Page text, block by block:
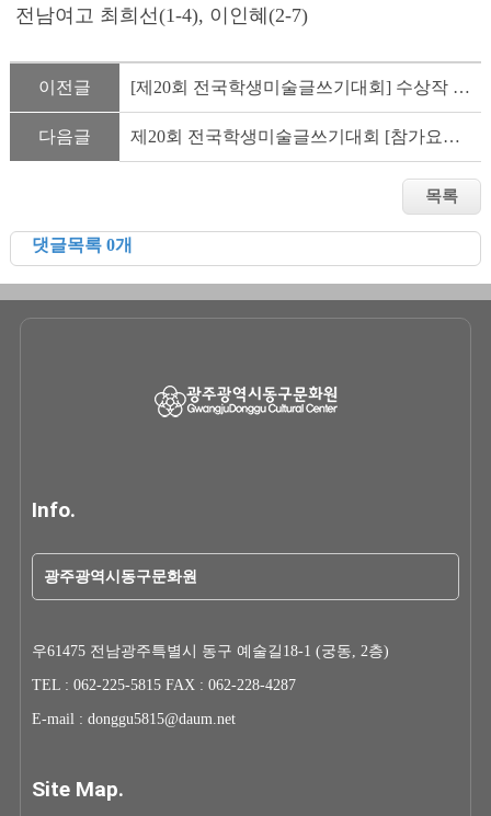
전남여고 최희선(1-4), 이인혜(2-7)
이전글 [제20회 전국학생미술글쓰기대회] 수상작 전시안내(무료관람)
다음글 제20회 전국학생미술글쓰기대회 [참가요령 안내문]
댓글목록 0개
Info.
광주광역시동구문화원
우61475 전남광주특별시 동구 예술길18-1 (궁동, 2층)
TEL : 062-225-5815 FAX : 062-228-4287
E-mail : donggu5815@daum.net
Site Map.